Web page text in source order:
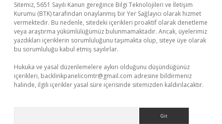
Sitemiz, 5651 Sayılı Kanun gereğince Bilgi Teknolojileri ve İletişim
Kurumu (BTK) tarafından onaylanmış bir Yer Sağlayıcı olarak hizmet
vermektedir. Bu nedenle, sitedeki içerikleri proaktif olarak denetleme
veya araştırma yükümlülüğümüz bulunmamaktadır. Ancak, üyelerimiz
yazdıkları içeriklerin sorumluluğunu taşımakta olup, siteye üye olarak
bu sorumluluğu kabul etmiş sayılırlar.
Hukuka ve yasal düzenlemelere aykırı olduğunu düşündüğünüz
içerikleri, backlinkpanelicomtr@gmail.com adresine bildirmeniz
halinde, ilgili içerikler yasal süre içerisinde sitemizden kaldırılacaktır.